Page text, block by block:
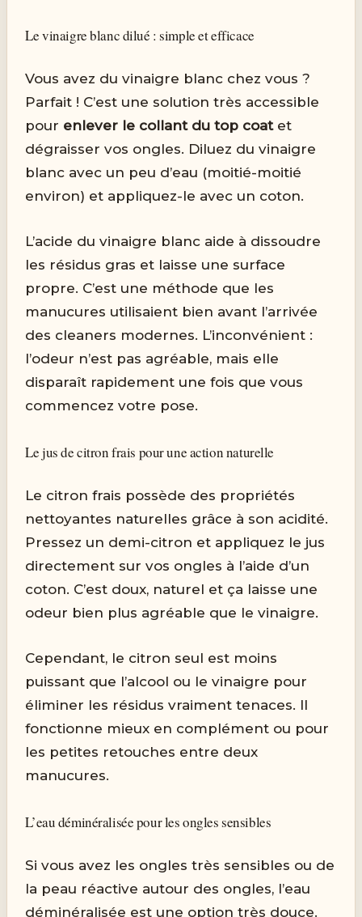
Le vinaigre blanc dilué : simple et efficace
Vous avez du vinaigre blanc chez vous ?
Parfait ! C’est une solution très accessible
pour enlever le collant du top coatet
dégraisser vos ongles. Diluez du vinaigre
blanc avec un peu d’eau (moitié-moitié
environ) et appliquez-le avec un coton.
L’acide du vinaigre blanc aide à dissoudre
les résidus gras et laisse une surface
propre. C’est une méthode que les
manucures utilisaient bien avant l’arrivée
des cleaners modernes. L’inconvénient :
l’odeur n’est pas agréable, mais elle
disparaît rapidement une fois que vous
commencez votre pose.
Le jus de citron frais pour une action naturelle
Le citron frais possède des propriétés
nettoyantes naturelles grâce à son acidité.
Pressez un demi-citron et appliquez le jus
directement sur vos ongles à l’aide d’un
coton. C’est doux, naturel et ça laisse une
odeur bien plus agréable que le vinaigre.
Cependant, le citron seul est moins
puissant que l’alcool ou le vinaigre pour
éliminer les résidus vraiment tenaces. Il
fonctionne mieux en complément ou pour
les petites retouches entre deux
manucures.
L’eau déminéralisée pour les ongles sensibles
Si vous avez les ongles très sensibles ou de
la peau réactive autour des ongles, l’eau
déminéralisée est une option très douce.